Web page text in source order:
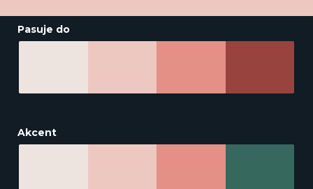
Pasuje do
Akcent